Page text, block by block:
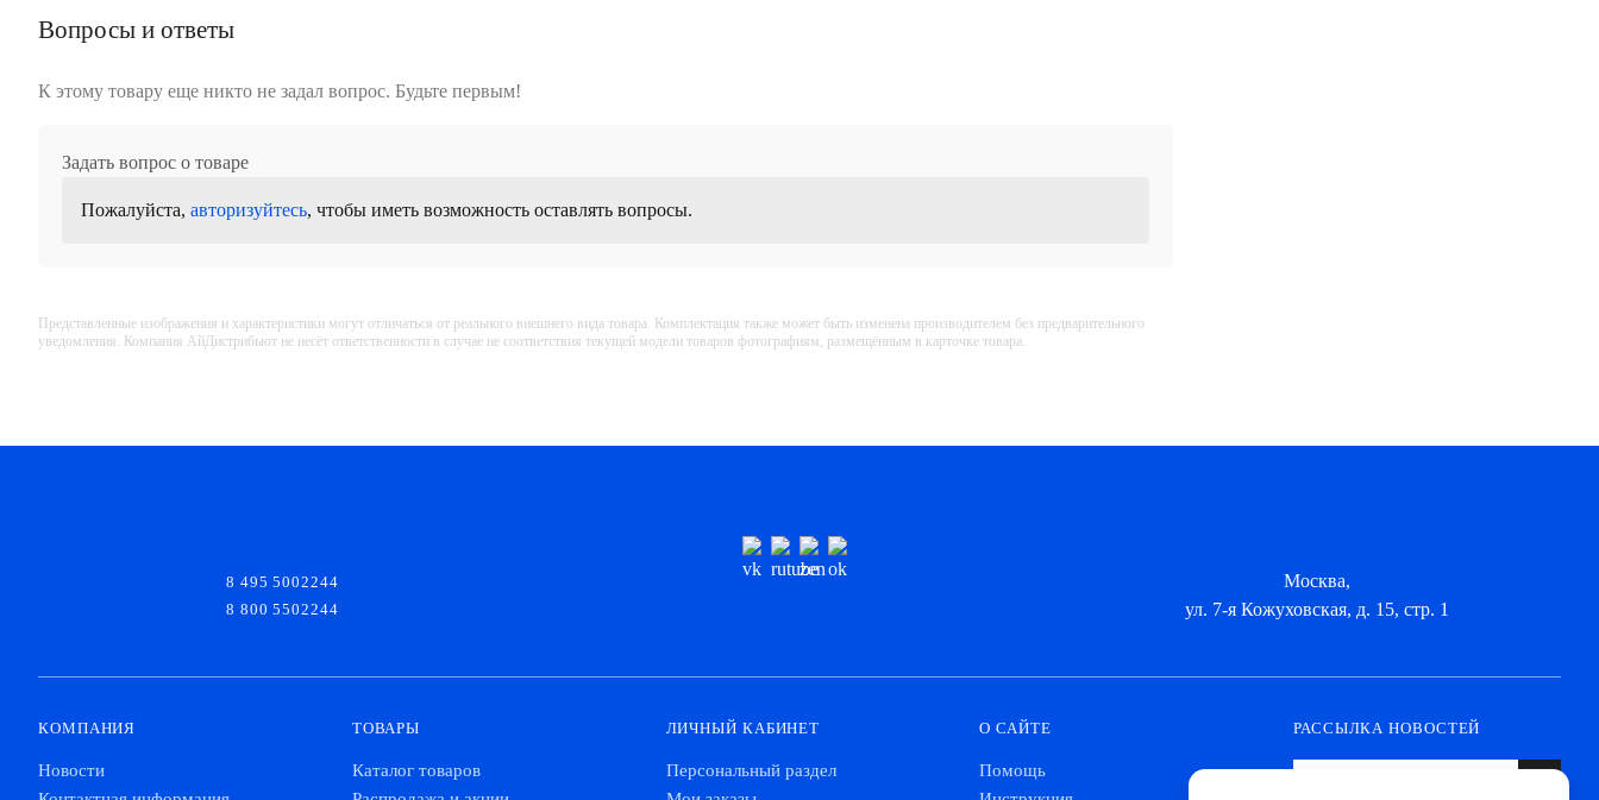
Вопросы и ответы
К этому товару еще никто не задал вопрос. Будьте первым!
Задать вопрос о товаре
Пожалуйста, авторизуйтесь, чтобы иметь возможность оставлять вопросы.
Представленные изображения и характеристики могут отличаться от реального внешнего вида товара. Комплектация также может быть изменена производителем без предварительного
уведомления. Компания АйДистрибьют не несёт ответственности в случае не соответствия текущей модели товаров фотографиям, размещённым в карточке товара.
8 495 5002244
8 800 5502244
Москва,
ул. 7-я Кожуховская, д. 15, стр. 1
КОМПАНИЯ
Новости
ТОВАРЫ
Каталог товаров
ЛИЧНЫЙ КАБИНЕТ
Персональный раздел
О САЙТЕ
Помощь
РАССЫЛКА НОВОСТЕЙ